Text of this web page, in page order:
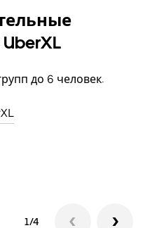
до 6 человек.
1/4